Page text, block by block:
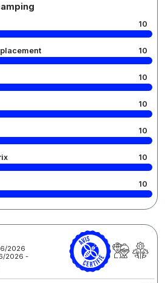
10
10
10
10
10
10
10
2026
2026 -